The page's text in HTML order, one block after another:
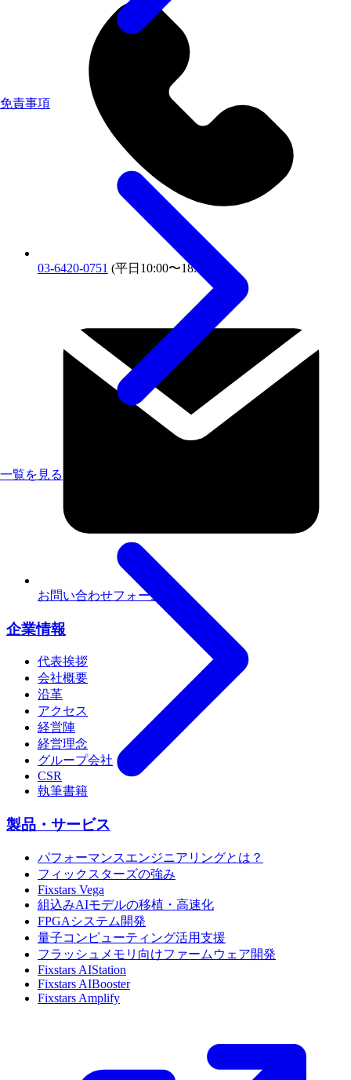
免責事項
一覧を見る
03-6420-0751 (平日10:00〜18:00)
お問い合わせフォーム
企業情報
代表挨拶
会社概要
沿革
アクセス
経営陣
経営理念
グループ会社
CSR
執筆書籍
製品・サービス
パフォーマンスエンジニアリングとは？
フィックスターズの強み
Fixstars Vega
組込みAIモデルの移植・高速化
FPGAシステム開発
量子コンピューティング活用支援
フラッシュメモリ向けファームウェア開発
Fixstars AIStation
Fixstars AIBooster
Fixstars Amplify